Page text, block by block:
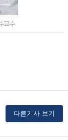
교수
다른기사 보기